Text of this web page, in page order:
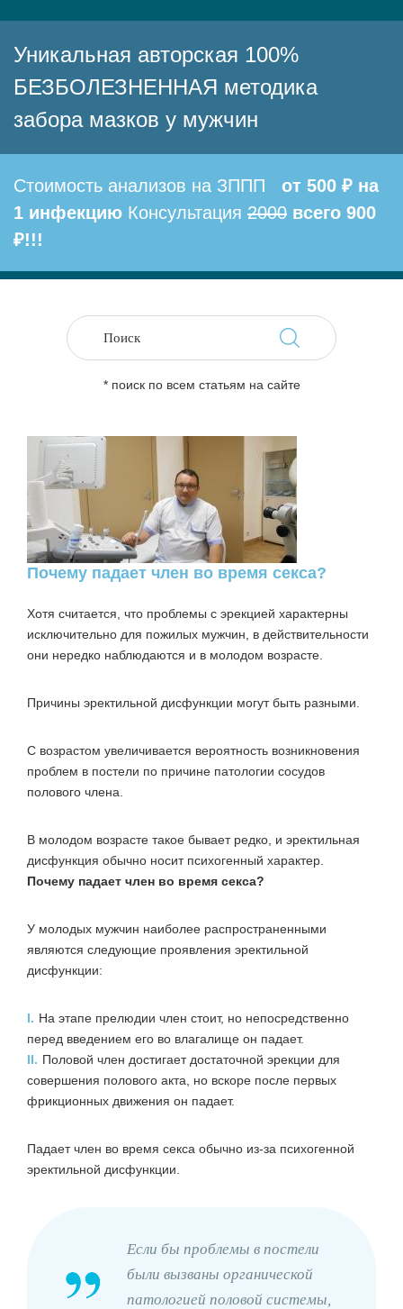
Уникальная авторская 100%
БЕЗБОЛЕЗНЕННАЯ методика
забора мазков у мужчин
Стоимость анализов на ЗППП
от 500 ₽ на
1 инфекцию Консультация 2000 всего 900
₽!!!
* поиск по всем статьям на сайте
Почему падает член во время секса?
Хотя считается, что проблемы с эрекцией характерны
исключительно для пожилых мужчин, в действительности
они нередко наблюдаются и в молодом возрасте.
Причины эректильной дисфункции могут быть разными.
С возрастом увеличивается вероятность возникновения
проблем в постели по причине патологии сосудов
полового члена
В молодом возрасте такое бывает редко, и эректильная
дисфункция обычно носит психогенный характер
Почему падает член во время секса?
У молодых мужчин наиболее распространенными
являются следующие проявления эректильной
дисфункции:
I. На этапе прелюдии член стоит, но непосредственно
перед введением его во влагалище он падает.
II. Половой член достигает достаточной эрекции для
совершения полового акта, но вскоре после первых
фрикционных движения он падает.
Падает член во время секса обычно из-за психогенной
эректильной дисфункции.
Если бы проблемы в постели
были вызваны органической
патологией половой системы,